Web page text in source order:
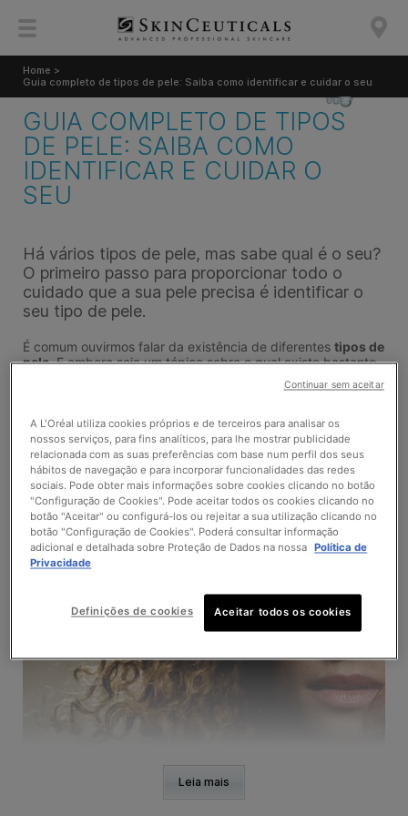
Home >
Guia completo de tipos de pele: Saiba como identificar e cuidar o seu
GUIA COMPLETO DE TIPOS
DE PELE: SAIBA COMO
IDENTIFICAR E CUIDAR O
SEU
Há vários tipos de pele, mas sabe qual é o seu?
O primeiro passo para proporcionar todo o
cuidado que a sua pele precisa é identificar o
seu tipo de pele.
É comum ouvirmos falar da existência de diferentes tipos de
pele. E embora seja um tópico sobre o qual existe bastante
informação disponível, por vezes é difícil conseguir
identificar em que categoria se encaixa a nossa pele. A
de pelevai conduzir à escolha dos produtos adequados
para a rotina de skincare que vão de encontro às
necessidades da mesma.
Leia mais
A L'Oréal utiliza cookies próprios e de terceiros para analisar os
nossos serviços, para fins analíticos, para lhe mostrar publicidade
relacionada com as suas preferências com base num perfil dos seus
hábitos de navegação e para incorporar funcionalidades das redes
sociais. Pode obter mais informações sobre cookies clicando no botão
"Configuração de Cookies". Pode aceitar todos os cookies clicando no
botão "Aceitar" ou configurá-los ou rejeitar a sua utilização clicando no
botão "Configuração de Cookies". Poderá consultar informação
adicional e detalhada sobre Proteção de Dados na nossa Política de
Privacidade
Definições de cookies Aceitar todos os cookies
Continuar sem aceitar